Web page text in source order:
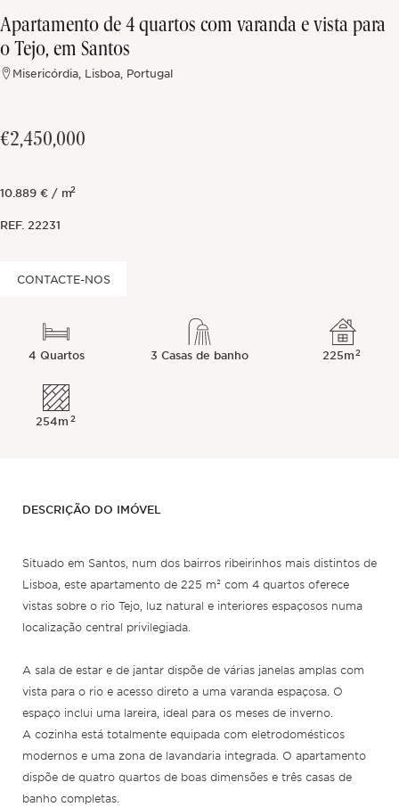
Apartamento de 4 quartos com varanda e vista para
o Tejo, em Santos
Misericórdia, Lisboa, Portugal
€2,450,000
10.889 € / m2
REF. 22231
4 Quartos 3 Casas de banho 225m2
254m2
CONTACTE-NOS
DESCRIÇÃO DO IMÓVEL
Situado em Santos, num dos bairros ribeirinhos mais distintos de
Lisboa, este apartamento de 225 m² com 4 quartos oferece
vistas sobre o rio Tejo, luz natural e interiores espaçosos numa
localização central privilegiada.
A sala de estar e de jantar dispõe de várias janelas amplas com
vista para o rio e acesso direto a uma varanda espaçosa. O
espaço inclui uma lareira, ideal para os meses de inverno.
A cozinha está totalmente equipada com eletrodomésticos
modernos e uma zona de lavandaria integrada. O apartamento
dispõe de quatro quartos de boas dimensões e três casas de
banho completas.
Fora do mercado
Todas as propriedades